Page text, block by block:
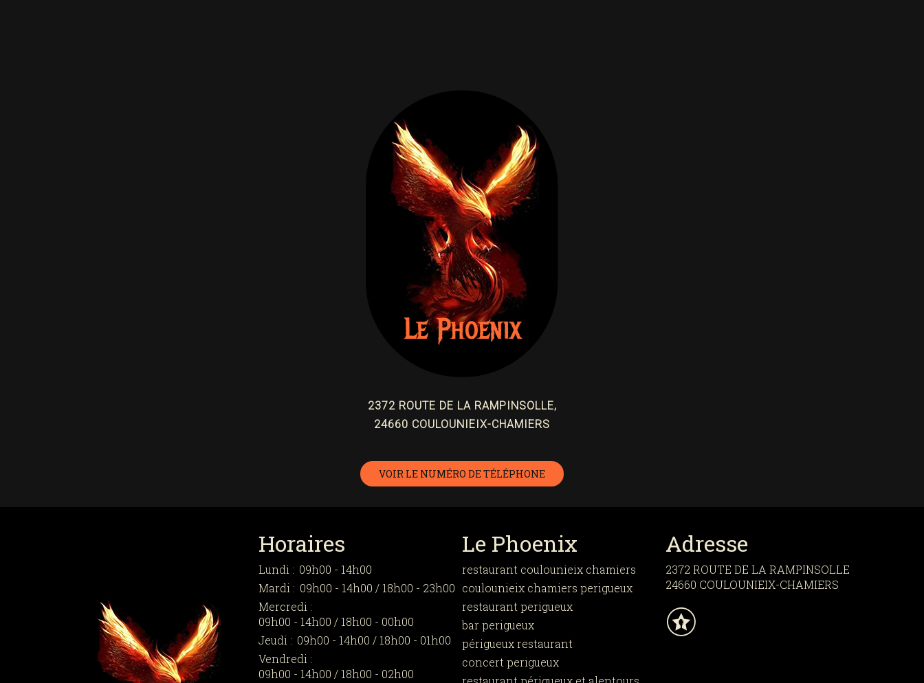
2372 ROUTE DE LA RAMPINSOLLE,
24660 COULOUNIEIX-CHAMIERS
VOIR LE NUMÉRO DE TÉLÉPHONE
Horaires
Lundi : 09h00 - 14h00
Mardi : 09h00 - 14h00 / 18h00 - 23h00
Mercredi :
09h00 - 14h00 / 18h00 - 00h00
Jeudi : 09h00 - 14h00 / 18h00 - 01h00
Vendredi :
09h00 - 14h00 / 18h00 - 02h00
Le Phoenix
restaurant coulounieix chamiers
coulounieix chamiers perigueux
restaurant perigueux
bar perigueux
périgueux restaurant
concert perigueux
Adresse
2372 ROUTE DE LA RAMPINSOLLE
24660 COULOUNIEIX-CHAMIERS